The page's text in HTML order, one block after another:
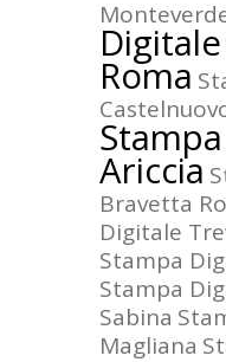
Roma
Ariccia
Bravetta
Digitale
Stampa
Stampa
Sabina
Magliana